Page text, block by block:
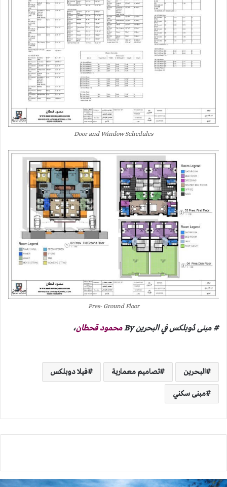
Door and Window Schedules
Pres- Ground Floor
# مبنى دُوبلكس في البحرين By محمود قحطان،
البحرين تصاميم معمارية فيلا دوبلكس
مبنى سكني